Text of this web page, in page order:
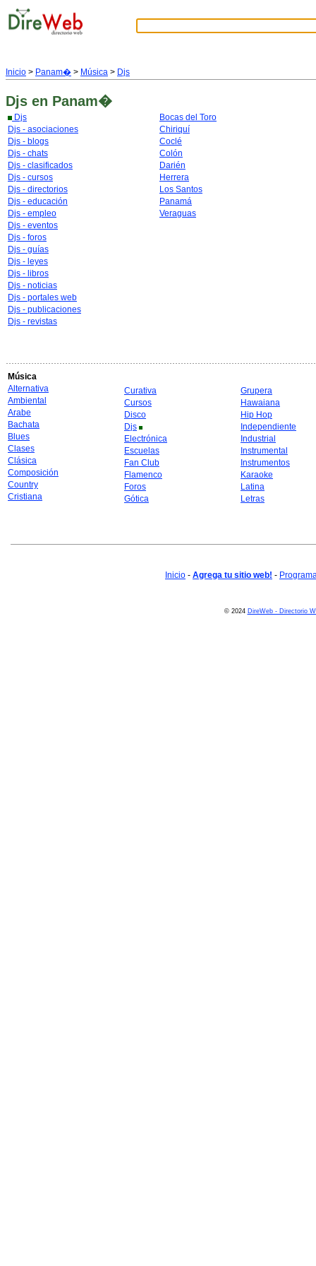
Inicio > Panam� > Música > Djs
Djs en Panam�
Djs
Djs - asociaciones
Djs - blogs
Djs - chats
Djs - clasificados
Djs - cursos
Djs - directorios
Djs - educación
Djs - empleo
Djs - eventos
Djs - foros
Djs - guías
Djs - leyes
Djs - libros
Djs - noticias
Djs - portales web
Djs - publicaciones
Djs - revistas
Bocas del Toro
Chiriquí
Coclé
Colón
Darién
Herrera
Los Santos
Panamá
Veraguas
Música
Alternativa
Ambiental
Arabe
Bachata
Blues
Clases
Clásica
Composición
Country
Cristiana
Curativa
Cursos
Disco
Djs
Electrónica
Escuelas
Fan Club
Flamenco
Foros
Gótica
Grupera
Hawaiana
Hip Hop
Independiente
Industrial
Instrumental
Instrumentos
Karaoke
Latina
Letras
Inicio - Agrega tu sitio web! -
© 2024 DireWeb - Directorio